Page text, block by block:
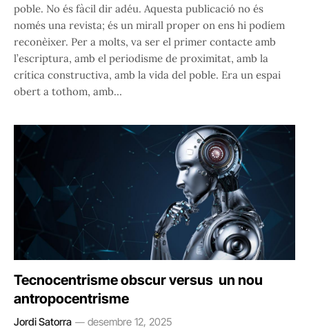
poble. No és fàcil dir adéu. Aquesta publicació no és
només una revista; és un mirall proper on ens hi podíem
reconèixer. Per a molts, va ser el primer contacte amb
l’escriptura, amb el periodisme de proximitat, amb la
crítica constructiva, amb la vida del poble. Era un espai
obert a tothom, amb…
Tecnocentrisme obscur versus un nou
antropocentrisme
Jordi Satorra desembre 12, 2025